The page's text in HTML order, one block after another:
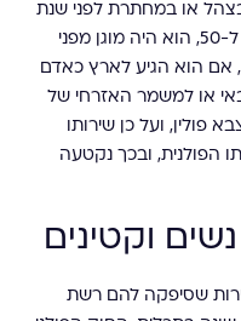
או במחתרת לפני שנת
1951 הוא היה בטווח הגילאים שבין 18 ל-50, הוא היה מוגן מפני
אם הוא הגיע לארץ כאדם
לשירות צבאי או למשמר האזרחי של
פולין, ועל כן שירותו
הפולנית, ובכך נקטעה
וקטינים
שסיפקה להם רשת